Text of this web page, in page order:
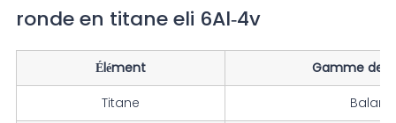
ronde en titane eli 6Al-4v
Élément
Gamme de
Titane